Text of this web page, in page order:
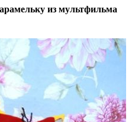
из мультфильма